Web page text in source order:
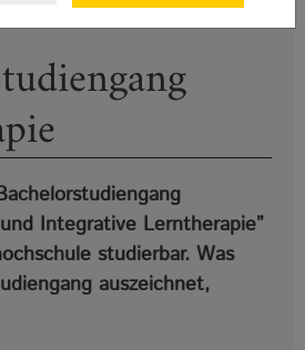
Integrative Lerntherapie”
studierbar. Was
auszeichnet,